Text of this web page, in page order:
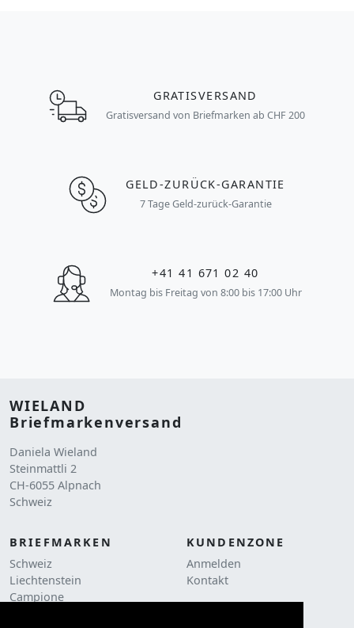
GRATISVERSAND
Gratisversand von Briefmarken ab CHF 200
GELD-ZURÜCK-GARANTIE
7 Tage Geld-zurück-Garantie
+41 41 671 02 40
Montag bis Freitag von 8:00 bis 17:00 Uhr
WIELAND
Briefmarkenversand
Daniela Wieland
Steinmattli 2
CH-6055 Alpnach
Schweiz
BRIEFMARKEN
Schweiz
Liechtenstein
Campione
KUNDENZONE
Anmelden
Kontakt